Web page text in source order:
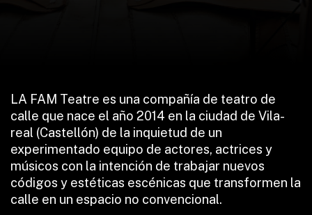
LA FAM Teatre es una compañía de teatro de
calle que nace el año 2014 en la ciudad de Vila-
real (Castellón) de la inquietud de un
experimentado equipo de actores, actrices y
músicos con la intención de trabajar nuevos
códigos y estéticas escénicas que transformen la
calle en un espacio no convencional.